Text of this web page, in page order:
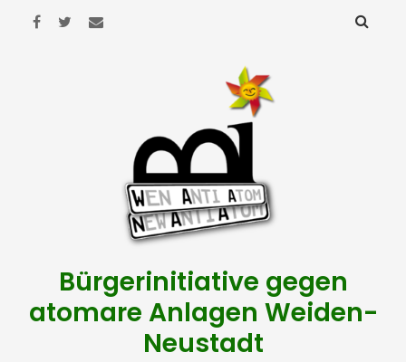
Bürgerinitiative gegen
atomare Anlagen Weiden-
Neustadt